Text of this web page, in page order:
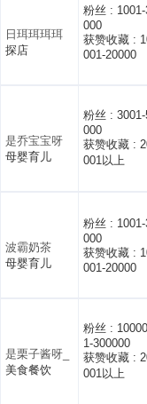
日珥珥珥珥
探店
粉丝 :
000
获赞收藏 :
001-20000
是乔宝宝呀
母婴育儿
粉丝 :
000
获赞收藏 :
001以上
波霸奶茶
母婴育儿
粉丝 :
000
获赞收藏 :
001-20000
是栗子酱呀_
美食餐饮
粉丝 : 10000
1-300000
获赞收藏 :
001以上